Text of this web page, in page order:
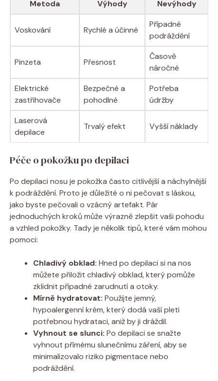
Metoda Výhody Nevýhody
Voskování Rychlé a účinné
Případné
podráždění
Pinzeta Přesnost
Časově
náročné
Elektrické
zastřihovače
Bezpečné a
pohodlné
Potřeba
údržby
Laserová
depilace
Trvalý efekt Vyšší náklady
Péče o pokožku po depilaci
Po depilaci nosu je pokožka často citlivější a náchylnější
k podráždění. Proto je důležité o ni pečovat s láskou,
jako byste pečovali o vzácný artefakt. Pár
jednoduchých kroků může výrazně zlepšit vaši pohodu
a vzhled pokožky. Tady je několik tipů, které vám mohou
pomoci:
Chladivý obklad: Hned po depilaci si na nos
můžete přiložit chladivý obklad, který pomůže
zklidnit případné zarudnutí a otoky.
Mírně hydratovat: Použijte jemný,
hypoalergenní krém, který dodá vaší pleti
potřebnou hydrataci, aniž by ji dráždil.
Vyhnout se slunci: Po depilaci se snažte
vyhnout přímému slunečnímu záření, aby se
minimalizovalo riziko pigmentace nebo
podráždění.